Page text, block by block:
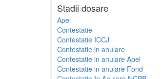
Stadii dosare
Apel
Contestatie
Contestatie ICCJ
Contestatie in anulare
Contestatie in anulare Apel
Contestatie in anulare Fond